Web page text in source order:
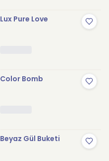
Lux Pure Love
Color Bomb
Beyaz Gül Buketi